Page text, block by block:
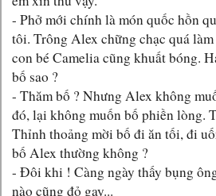
- Phở mới chính là món quốc hồn
tôi. Trông Alex chững chạc quá
con bé Camelia cũng khuất bóng.
bố sao ?
- Thăm bố ? Nhưng Alex không
đó, lại không muốn bố phiền lòng.
Thỉnh thoảng mời bố đi ăn tối, đi
bố Alex thường không ?
- Đôi khi ! Càng ngày thấy bụng
nào cũng đỏ gay...